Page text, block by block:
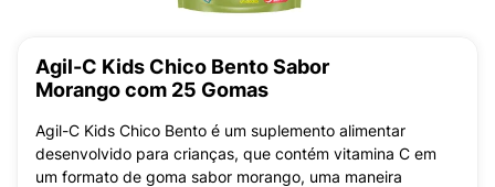
Agil-C Kids Chico Bento Sabor
Morango com 25 Gomas
Agil-C Kids Chico Bento é um suplemento alimentar
desenvolvido para crianças, que contém vitamina C em
um formato de goma sabor morango, uma maneira